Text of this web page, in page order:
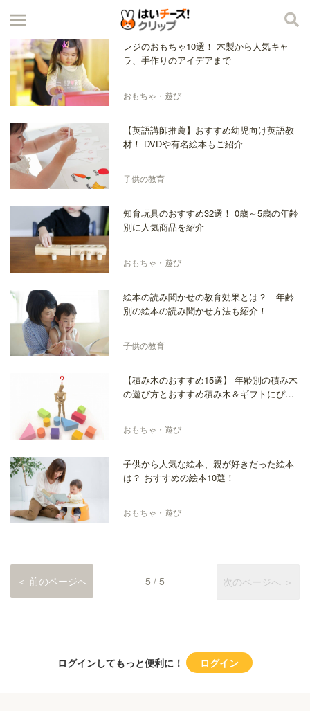
レジのおもちゃ10選！ 木製から人気キャ
ラ、手作りのアイデアまで
おもちゃ・遊び
【英語講師推薦】おすすめ幼児向け英語教
材！ DVDや有名絵本もご紹介
子供の教育
知育玩具のおすすめ32選！ 0歳～5歳の年齢
別に人気商品を紹介
おもちゃ・遊び
絵本の読み聞かせの教育効果とは？ 年齢
別の絵本の読み聞かせ方法も紹介！
子供の教育
【積み木のおすすめ15選】 年齢別の積み木
の遊び方とおすすめ積み木＆ギフトにぴっ
おもちゃ・遊び
子供から人気な絵本、親が好きだった絵本
は？ おすすめの絵本10選！
おもちゃ・遊び
＜ 前のページへ 5 / 5 次のページへ ＞
ログインしてもっと便利に！ ログイン